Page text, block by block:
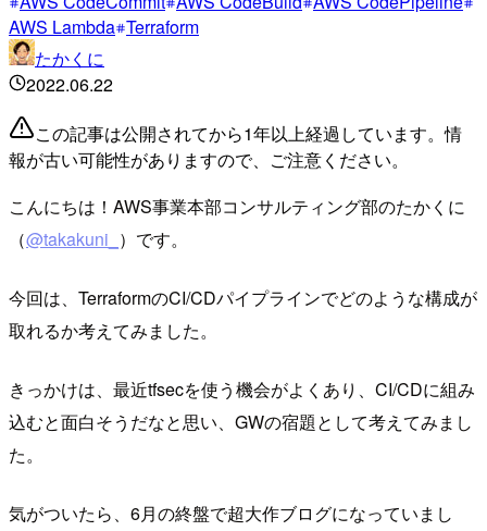
AWS Lambda Terraform
たかくに
2022.06.22
この記事は公開されてから1年以上経過しています。情
報が古い可能性がありますので、ご注意ください。
こんにちは！AWS事業本部コンサルティング部のたかくに
（@takakuni_ ）です。
今回は、TerraformのCI/CDパイプラインでどのような構成が
取れるか考えてみました。
きっかけは、最近tfsecを使う機会がよくあり、CI/CDに組み
込むと面白そうだなと思い、GWの宿題として考えてみまし
た。
気がついたら、6月の終盤で超大作ブログになっていまし